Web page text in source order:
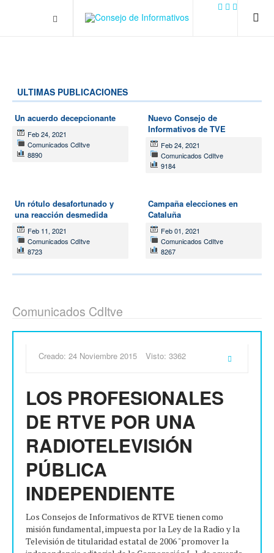
url('../../images/contact.png') 0 0 no-repeat; color: #eaeaea; padding:
ULTIMAS PUBLICACIONES
Un acuerdo decepcionante
Feb 24, 2021
Comunicados CdItve
8890
Nuevo Consejo de
Informativos de TVE
Feb 24, 2021
Comunicados CdItve
9184
Un rótulo desafortunado y
una reacción desmedida
Feb 11, 2021
Comunicados CdItve
8723
Campaña elecciones en
Cataluña
Feb 01, 2021
Comunicados CdItve
8267
Comunicados CdItve
Creado: 24 Noviembre 2015 Visto: 3362
LOS PROFESIONALES
DE RTVE POR UNA
RADIOTELEVISIÓN
PÚBLICA
INDEPENDIENTE
Los Consejos de Informativos de RTVE tienen como
misión fundamental, impuesta por la Ley de la Radio y la
Televisión de titularidad estatal de 2006 "promover la